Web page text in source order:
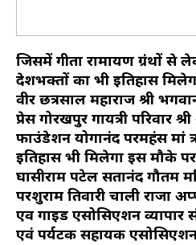
जिसमें गीता रामायण ग्रंथों से
देशभक्तों का भी इतिहास
वीर छत्रसाल महाराज श्री
प्रेस गोरखपुर गायत्री परिवार
फाउंडेशन योगानंद परमहंस मां
इतिहास भी मिलेगा इस मौके
घासीराम पटेल सतानंद गौतम
परशुराम तिवारी चाली राजा
एव गाइड एसोसिएशन
एवं पर्यटक सहायक एसोसिएशन